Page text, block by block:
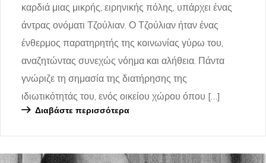
καρδιά μιας μικρής, ειρηνικής πόλης, υπάρχει ένας
άντρας ονόματι Τζούλιαν. Ο Τζούλιαν ήταν ένας
ένθερμος παρατηρητής της κοινωνίας γύρω του,
αναζητώντας συνεχώς νόημα και αλήθεια. Πάντα
γνώριζε τη σημασία της διατήρησης της
ιδιωτικότητάς του, ενός οικείου χώρου όπου […]
Διαβάστε περισσότερα